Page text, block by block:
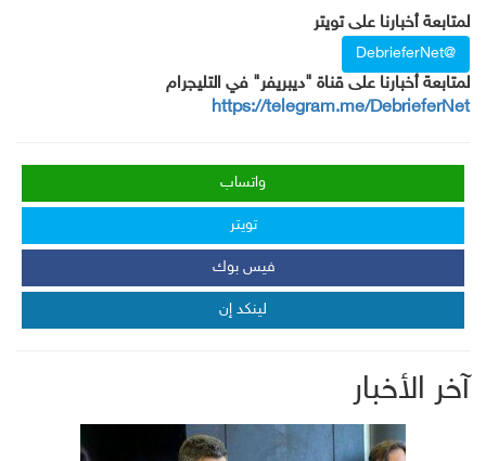
لمتابعة أخبارنا على تويتر
@DebrieferNet
لمتابعة أخبارنا على قناة "ديبريفر" في التليجرام
https://telegram.me/DebrieferNet
واتساب
تويتر
فيس بوك
لينكد إن
آخر الأخبار